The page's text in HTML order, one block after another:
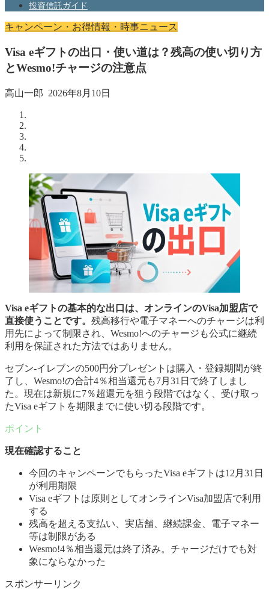
投資信託ガイド
キャンペーン・お得情報・時事ニュース
Visa eギフトの出口・使い道は？残高の使い切り方
とWesmo!チャージの注意点
高山一郎 2026年8月10日
Visa eギフトの基本的な出口は、オンラインのVisa加盟店で
直接使うことです。 残高移行や電子マネーへのチャージは利
用先によって制限され、Wesmo!へのチャージも公式に継続
利用を保証された方法ではありません。
セブン‐イレブンの500円分プレゼントは購入・登録期間が終
了し、Wesmo!の合計4％相当還元も7月31日で終了しまし
た。現在は新規に7％超還元を狙う段階ではなく、受け取っ
たVisa eギフトを期限までに使い切る段階です。
現在確認すること
今回のキャンペーンでもらったVisa eギフトは12月31日
が利用期限
Visa eギフトは原則としてオンラインVisa加盟店で利用
する
残高を超える支払い、実店舗、継続課金、電子マネー
等は制限がある
Wesmo!4％相当還元は終了済み。チャージだけでも対
象にならなかった
スポンサーリンク